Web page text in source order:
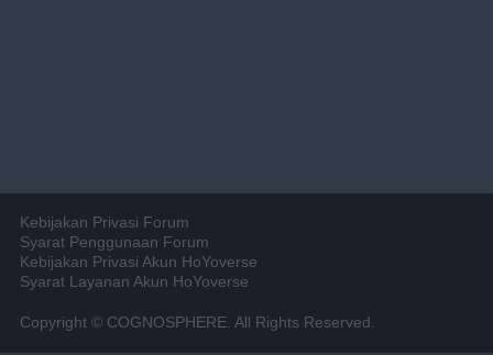
Kebijakan Privasi Forum
Syarat Penggunaan Forum
Kebijakan Privasi Akun HoYoverse
Syarat Layanan Akun HoYoverse
Copyright © COGNOSPHERE. All Rights Reserved.